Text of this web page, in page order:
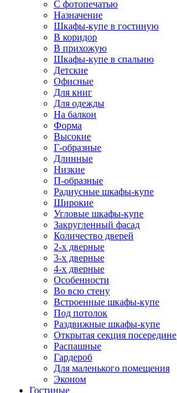
С фотопечатью
Назначение
Шкафы-купе в гостиную
В коридор
В прихожую
Шкафы-купе в спальню
Детские
Офисные
Для книг
Для одежды
На балкон
Форма
Высокие
Г-образные
Длинные
Низкие
П-образные
Радиусные шкафы-купе
Широкие
Угловые шкафы-купе
Закругленный фасад
Количество дверей
2-х дверные
3-х дверные
4-х дверные
Особенности
Во всю стену
Встроенные шкафы-купе
Под потолок
Раздвижные шкафы-купе
Открытая секция посередине
Распашные
Гардероб
Для маленького помещения
Эконом
Гостиные